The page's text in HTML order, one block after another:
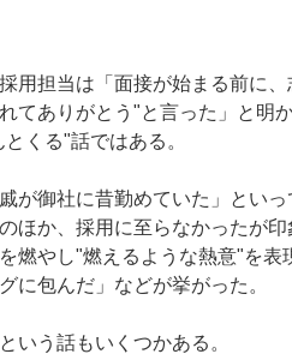
用担当は「面接が始まる前に
てありがとう"と言った」と明
くる"話ではある。
が御社に昔勤めていた」とい
ほか、採用に至らなかったが
を燃やし"燃えるような熱意"を
に包んだ」などが挙がった。
いう話もいくつかある。